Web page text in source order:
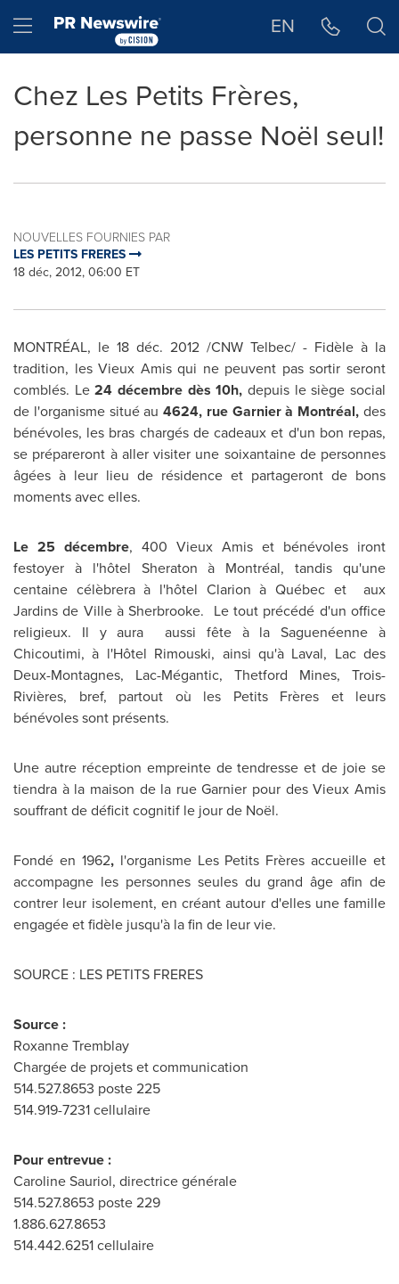
Hamburger menu EN
Chez Les Petits Frères,
personne ne passe Noël seul!
NOUVELLES FOURNIES PAR
LES PETITS FRERES
18 déc, 2012, 06:00 ET
MONTRÉAL, le 18 déc. 2012 /CNW Telbec/ - Fidèle à la
tradition, les Vieux Amis qui ne peuvent pas sortir seront
comblés. Le24 décembre dès 10h,depuis le siège social
de l'organisme situé au4624, rue Garnier à Montréal,des
bénévoles, les bras chargés de cadeaux et d'un bon repas,
se prépareront à aller visiter une soixantaine de personnes
âgées à leur lieu de résidence et partageront de bons
moments avec elles.
Le 25 décembre, 400 Vieux Amis et bénévoles iront
festoyer à l'hôtel Sheraton à Montréal, tandis qu'une
centaine célèbrera à l'hôtel Clarion à Québec et aux
Jardins de Ville à Sherbrooke. Le tout précédé d'un office
religieux. Il y aura aussi fête à la Saguenéenne à
Chicoutimi, à l'Hôtel Rimouski, ainsi qu'à Laval, Lac des
Deux-Montagnes, Lac-Mégantic, Thetford Mines, Trois-
Rivières, bref, partout où les Petits Frères et leurs
bénévoles sont présents.
Une autre réception empreinte de tendresse et de joie se
tiendra à la maison de la rue Garnier pour des Vieux Amis
souffrant de déficit cognitif le jour de Noël.
Fondé en 1962, l'organisme Les Petits Frères accueille et
accompagne les personnes seules du grand âge afin de
contrer leur isolement, en créant autour d'elles une famille
engagée et fidèle jusqu'à la fin de leur vie.
SOURCE : LES PETITS FRERES
Source :
Roxanne Tremblay
Chargée de projets et communication
514.527.8653 poste 225
514.919-7231 cellulaire
Pour entrevue :
Caroline Sauriol, directrice générale
514.527.8653 poste 229
1.886.627.8653
514.442.6251 cellulaire